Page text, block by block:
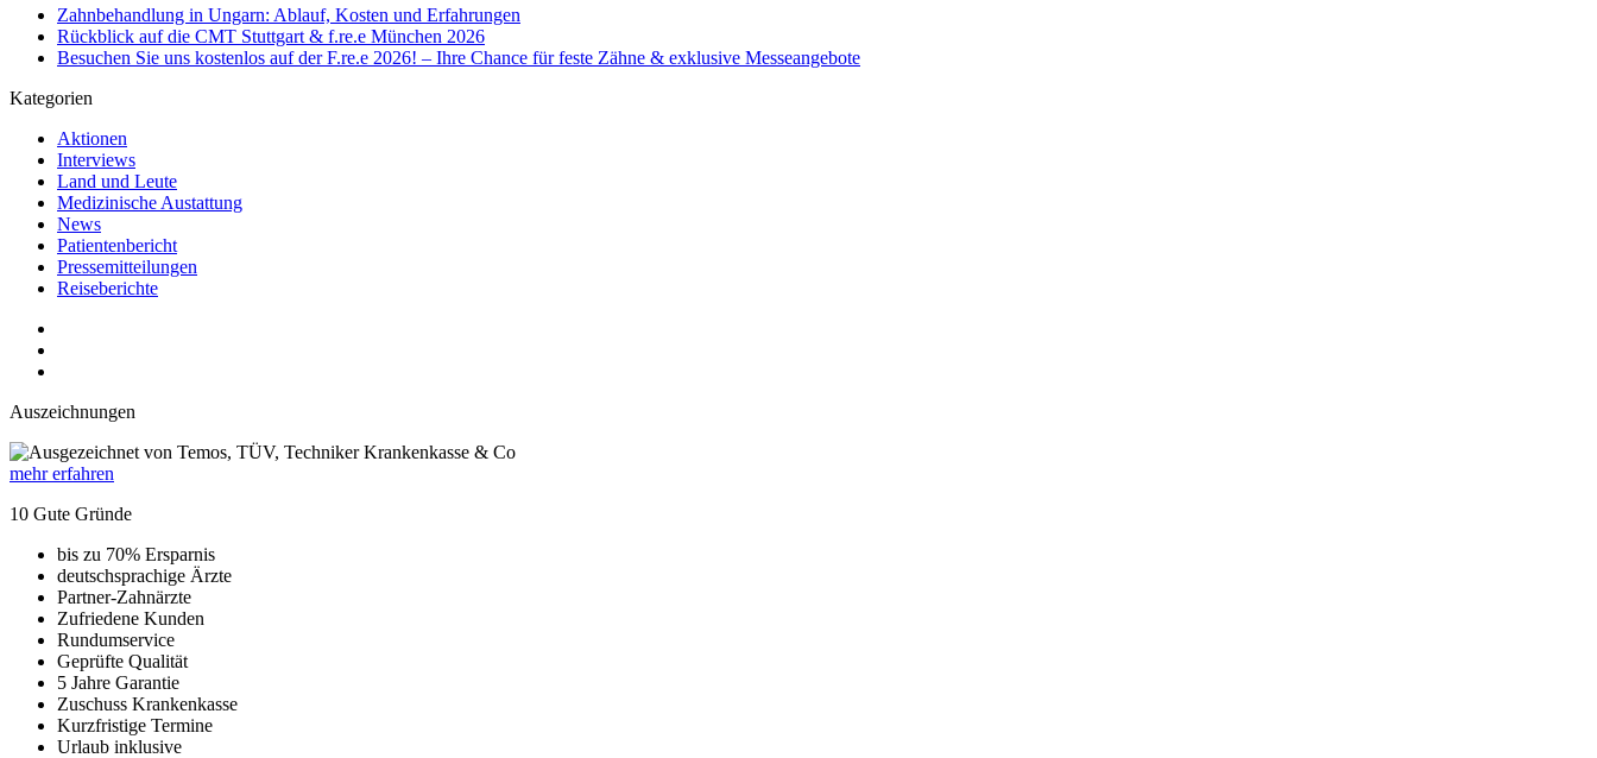
Zahnbehandlung in Ungarn: Ablauf, Kosten und Erfahrungen
Rückblick auf die CMT Stuttgart & f.re.e München 2026
Besuchen Sie uns kostenlos auf der F.re.e 2026! – Ihre Chance für feste Zähne & exklusive Messeangebote
Kategorien
Aktionen
Interviews
Land und Leute
Medizinische Austattung
News
Patientenbericht
Pressemitteilungen
Reiseberichte
Auszeichnungen
mehr erfahren
10 Gute Gründe
bis zu 70% Ersparnis
deutschsprachige Ärzte
Partner-Zahnärzte
Zufriedene Kunden
Rundumservice
Geprüfte Qualität
5 Jahre Garantie
Zuschuss Krankenkasse
Kurzfristige Termine
Urlaub inklusive